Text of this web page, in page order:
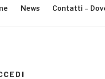
News Contatti –